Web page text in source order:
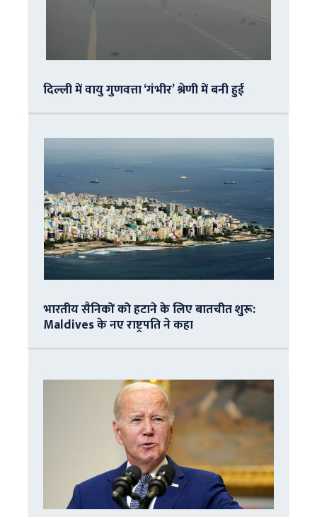
दिल्ली में वायु गुणवत्ता ‘गंभीर’ श्रेणी में बनी हुई
भारतीय सैनिकों को हटाने के लिए बातचीत शुरू:
Maldives के नए राष्ट्रपति ने कहा